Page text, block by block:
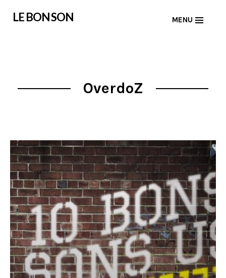
LE BON SON MENU
OverdoZ